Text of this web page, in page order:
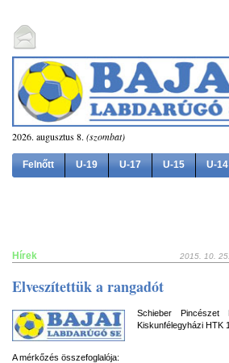
2026. augusztus 8. (szombat)
Felnőtt U-19 U-17 U-15 U-14
Hírek 2015. 10.
Elveszítettük a rangadót
Schieber Pincészet
Kiskunfélegyházi HTK
A mérkőzés összefoglalója: